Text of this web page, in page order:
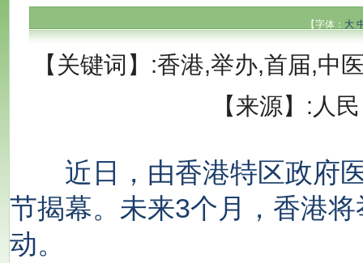
【字体： 大
【关键词】:香港,举办,首届,中
【来源】:人
近日，由香港特区政府医
节揭幕。未来3个月，香港
动。